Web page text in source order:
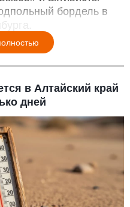
бордель в
в Алтайский край
дней